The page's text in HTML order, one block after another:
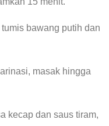
bawang putih dan
masak hingga
kecap dan saus tiram,